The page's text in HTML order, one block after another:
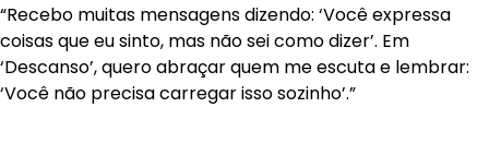
“Recebo muitas mensagens dizendo: ‘Você expressa
coisas que eu sinto, mas não sei como dizer’. Em
‘Descanso’, quero abraçar quem me escuta e lembrar:
‘Você não precisa carregar isso sozinho’.”